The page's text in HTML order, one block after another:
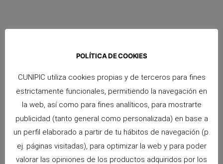
Snacks Alpha Pro: 6 sabores irresistibles para
premiar a tu pequeño
9 junio, 2026 No hay comentarios
Si convives con un conejo, cobaya, chinchilla, degú o cualquier
forman parte de los momentos más especiales
Leer más »
POLÍTICA DE COOKIES
CUNIPIC utiliza cookies propias y de terceros para fines
estrictamente funcionales, permitiendo la navegación en
la web, así como para fines analíticos, para mostrarte
publicidad (tanto general como personalizada) en base a
un perfil elaborado a partir de tu hábitos de navegación (p.
ej. páginas visitadas), para optimizar la web y para poder
valorar las opiniones de los productos adquiridos por los